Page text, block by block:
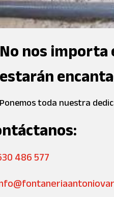
No nos
estarán
Ponemos toda nuestra
486 577